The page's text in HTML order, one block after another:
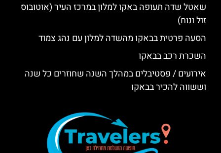
שאטל שדה תעופה באקו למלון במרכז העיר (אוטובוס
זול ונוח)
הסעה פרטית בבאקו מהשדה למלון עם נהג צמוד
השכרת רכב בבאקו
אירועים / פסטיבלים במהלך השנה שחוזרים כל שנה
וששווה להכיר בבאקו